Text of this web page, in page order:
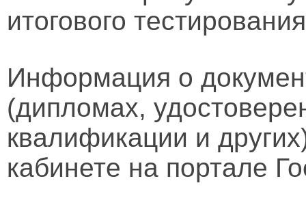
итогового
Информация о
(дипломах,
квалификации и
кабинете на портале